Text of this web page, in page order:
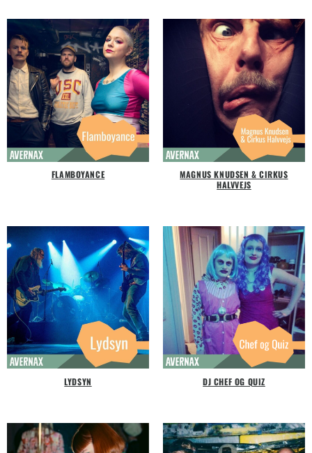
FLAMBOYANCE
MAGNUS KNUDSEN & CIRKUS
HALVVEJS
LYDSYN DJ CHEF OG QUIZ